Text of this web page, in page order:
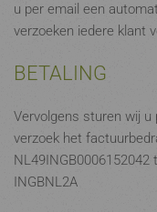
u per email een
verzoeken iedere klant
BETALING
Vervolgens sturen wij
verzoek het
NL49INGB0006152042
INGBNL2A